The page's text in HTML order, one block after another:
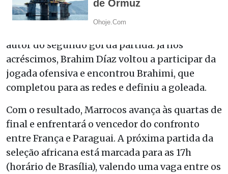
Brahim Díaz, que avançou em velocidade,
autor do segundo gol da partida. Já nos
acréscimos, Brahim Díaz voltou a participar da
jogada ofensiva e encontrou Brahimi, que
completou para as redes e definiu a goleada.
Com o resultado, Marrocos avança às quartas de
final e enfrentará o vencedor do confronto
entre França e Paraguai. A próxima partida da
seleção africana está marcada para as 17h
(horário de Brasília), valendo uma vaga entre os